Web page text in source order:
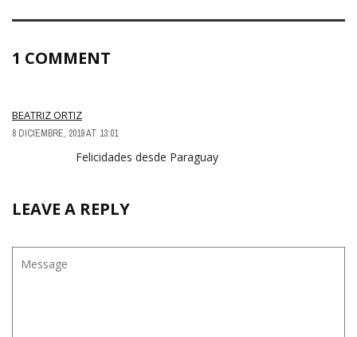
1 COMMENT
BEATRIZ ORTIZ
8 DICIEMBRE, 2019 AT 13:01
Felicidades desde Paraguay
LEAVE A REPLY